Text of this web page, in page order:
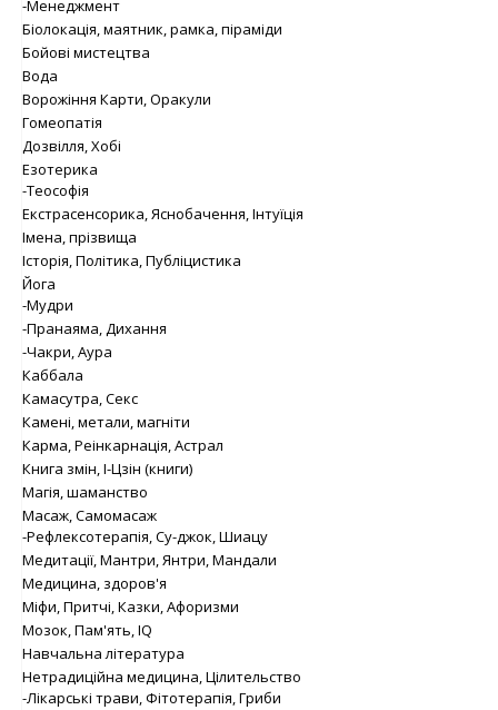
-Менеджмент
Біолокація, маятник, рамка, піраміди
Бойові мистецтва
Вода
Ворожіння Карти, Оракули
Гомеопатія
Дозвілля, Хобі
Езотерика
-Теософія
Екстрасенсорика, Яснобачення, Інтуїція
Імена, прізвища
Історія, Політика, Публіцистика
Йога
-Мудри
-Пранаяма, Дихання
-Чакри, Аура
Каббала
Камасутра, Секс
Камені, метали, магніти
Карма, Реінкарнація, Астрал
Книга змін, І-Цзін (книги)
Магія, шаманство
Масаж, Самомасаж
-Рефлексотерапія, Су-джок, Шиацу
Медитації, Мантри, Янтри, Мандали
Медицина, здоров'я
Міфи, Притчі, Казки, Афоризми
Мозок, Пам'ять, IQ
Навчальна література
Нетрадиційна медицина, Цілительство
-Лікарські трави, Фітотерапія, Гриби